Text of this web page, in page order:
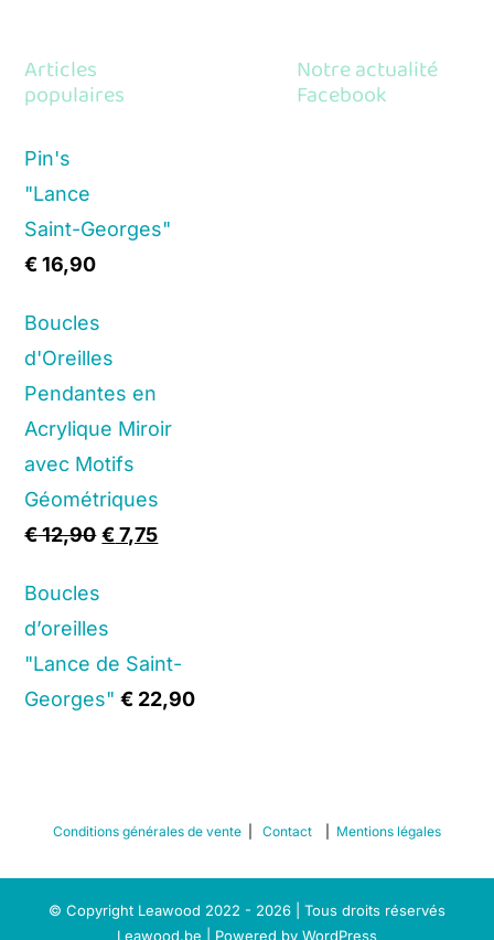
Articles
populaires
Pin's
"Lance
Saint-Georges"
€16,90
Boucles
d'Oreilles
Pendantes en
Acrylique Miroir
avec Motifs
Géométriques
€12,90 Original
€ 12,90.
€7,75Current
Boucles
d’oreilles
"Lance de Saint-
Georges" € 22,90
Notre actualité
Facebook
Conditions générales de vente Contact Mentions légales
© Copyright Leawood 2022 - 2026 | Tous droits réservés
Leawood.be | Powered by WordPress